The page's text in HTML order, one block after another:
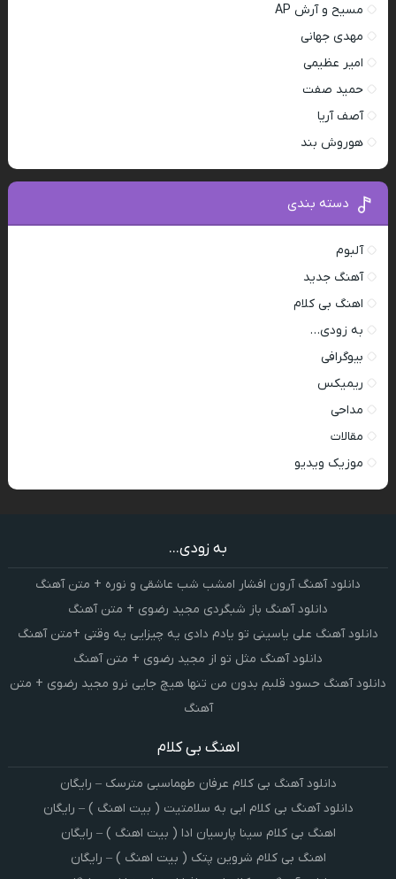
مسیح و آرش AP
مهدی جهانی
امیر عظیمی
حمید صفت
آصف آریا
هوروش بند
دسته بندی
آلبوم
آهنگ جدید
اهنگ بی کلام
به زودی…
بیوگرافی
ریمیکس
مداحی
مقالات
موزیک ویدیو
به زودی...
دانلود آهنگ آرون افشار امشب شب عاشقی و نوره + متن آهنگ
دانلود آهنگ باز شبگردی مجید رضوی + متن آهنگ
دانلود آهنگ علی یاسینی تو یادم دادی یه چیزایی یه وقتی +متن آهنگ
دانلود آهنگ مثل تو از مجید رضوی + متن آهنگ
دانلود آهنگ حسود قلبم بدون من تنها هیچ جایی نرو مجید رضوی + متن
آهنگ
اهنگ بی کلام
دانلود آهنگ بی کلام عرفان طهماسبی مترسک – رایگان
دانلود آهنگ بی کلام ابی به سلامتیت ( بیت اهنگ ) – رایگان
اهنگ بی کلام سینا پارسیان ادا ( بیت اهنگ ) – رایگان
اهنگ بی کلام شروین پتک ( بیت اهنگ ) – رایگان